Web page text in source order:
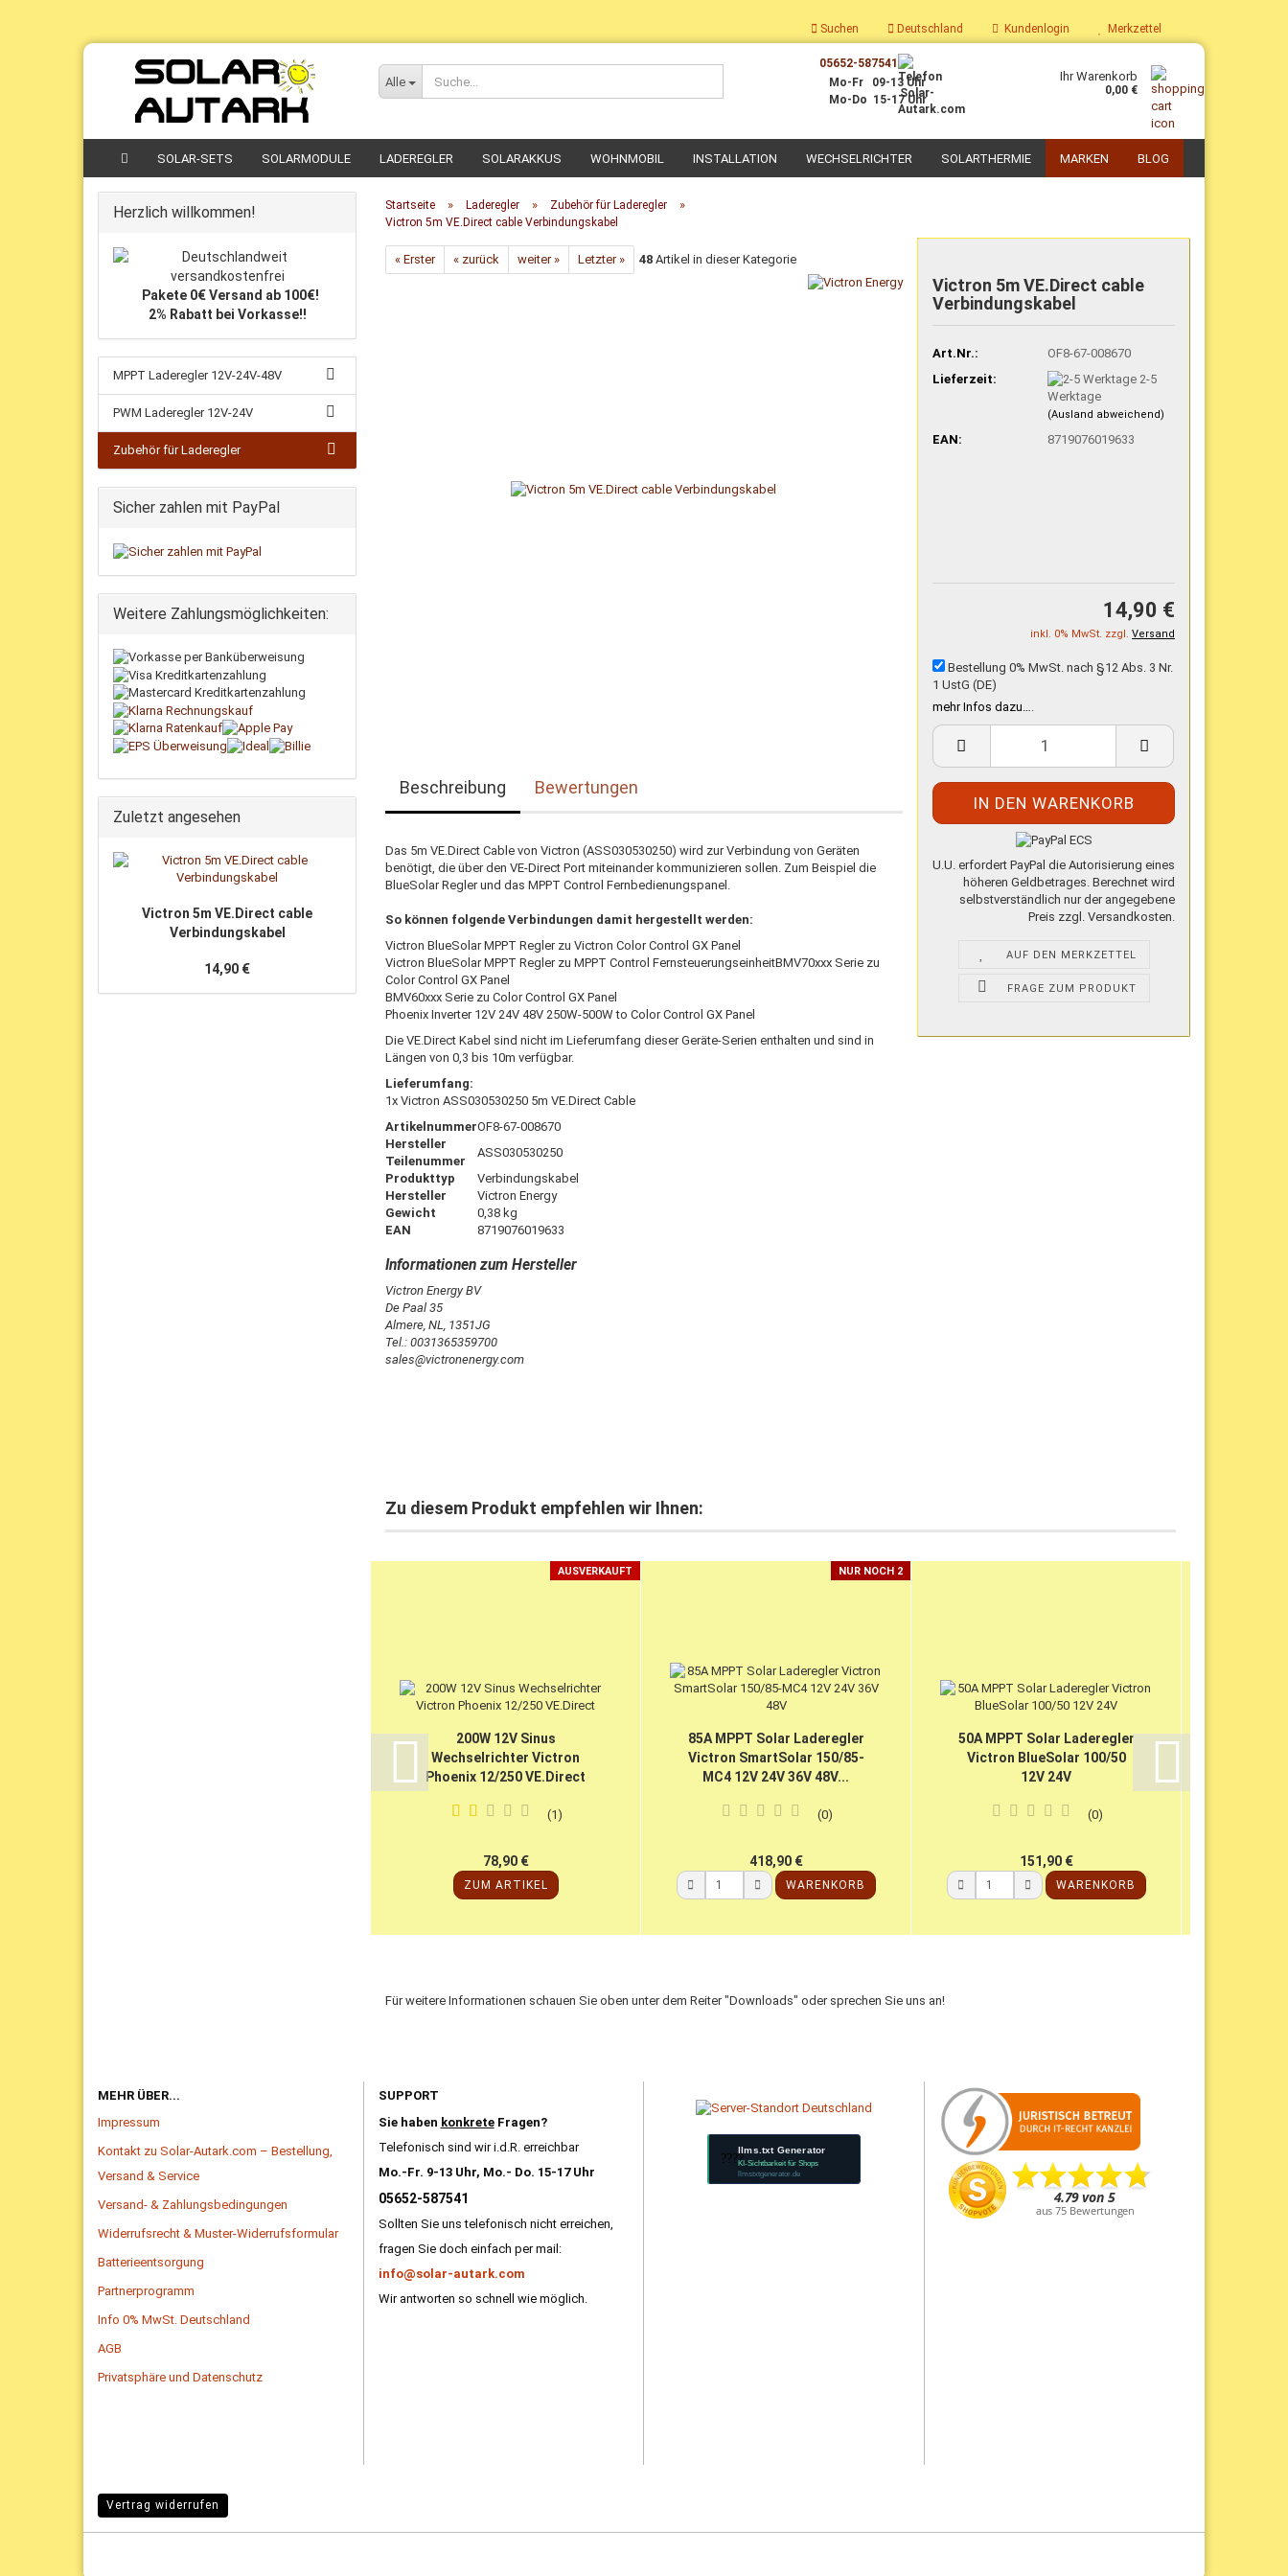
Suchen Deutschland Kundenlogin Merkzettel
Alle
05652-587541
Mo-Fr 09-13 Uhr
Mo-Do 15-17 Uhr
Ihr Warenkorb
0,00 €
SOLAR-SETS SOLARMODULE LADEREGLER SOLARAKKUS WOHNMOBIL INSTALLATION WECHSELRICHTER SOLARTHERMIE
PV-Boiler
Nachrüst-Sets PV-Thermie
Zubehör für PV-Thermie
Parabolkocher
MARKEN BLOG
Startseite » Laderegler » Zubehör für Laderegler »
Victron 5m VE.Direct cable Verbindungskabel
« Erster « zurück weiter » Letzter » 48 Artikel in dieser Kategorie
Victron 5m VE.Direct cable
Verbindungskabel
Art.Nr.:
OF8-67-008670
Lieferzeit:
2-5
Werktage
(Ausland abweichend)
EAN: 8719076019633
14,90 €
inkl. 0% MwSt. zzgl. Versand
Bestellung 0% MwSt. nach §12 Abs. 3 Nr.
1 UstG (DE)
mehr Infos dazu…
U.U. erfordert PayPal die Autorisierung eines
höheren Geldbetrages. Berechnet wird
selbstverständlich nur der angegebene
Preis zzgl. Versandkosten.
AUF DEN MERKZETTEL
FRAGE ZUM PRODUKT
Beschreibung Bewertungen
Das 5m VE.Direct Cable von Victron (ASS030530250) wird zur Verbindung von Geräten
benötigt, die über den VE-Direct Port miteinander kommunizieren sollen. Zum Beispiel die
BlueSolar Regler und das MPPT Control Fernbedienungspanel.
So können folgende Verbindungen damit hergestellt werden:
Victron BlueSolar MPPT Regler zu Victron Color Control GX Panel
Victron BlueSolar MPPT Regler zu MPPT Control FernsteuerungseinheitBMV70xxx Serie zu
Color Control GX Panel
BMV60xxx Serie zu Color Control GX Panel
Phoenix Inverter 12V 24V 48V 250W-500W to Color Control GX Panel
Die VE.Direct Kabel sind nicht im Lieferumfang dieser Geräte-Serien enthalten und sind in
Längen von 0,3 bis 10m verfügbar.
Lieferumfang:
1x Victron ASS030530250 5m VE.Direct Cable
ArtikelnummerOF8-67-008670
Hersteller
Teilenummer
ASS030530250
Produkttyp
Verbindungskabel
Hersteller
Victron Energy
Gewicht
0,38 kg
EAN
8719076019633
Victron Energy BV
De Paal 35
Almere, NL, 1351JG
Tel.: 0031365359700
sales@victronenergy.com
Zu diesem Produkt empfehlen wir Ihnen:
AUSVERKAUFT
200W 12V Sinus
Wechselrichter Victron
Phoenix 12/250 VE.Direct
1
78,90 €
ZUM ARTIKEL
NUR NOCH 2
85A MPPT Solar Laderegler
Victron SmartSolar 150/85-
MC4 12V 24V 36V 48V...
0
418,90 €
WARENKORB
50A MPPT Solar Laderegler
Victron BlueSolar 100/50
12V 24V
0
151,90 €
WARENKORB
Für weitere Informationen schauen Sie oben unter dem Reiter "Downloads" oder sprechen Sie uns an!
Herzlich willkommen!
Pakete 0€ Versand ab 100€!
2% Rabatt bei Vorkasse!!
MPPT Laderegler 12V-24V-48V
PWM Laderegler 12V-24V
Zubehör für Laderegler
Sicher zahlen mit PayPal
Weitere Zahlungsmöglichkeiten:
Zuletzt angesehen
Victron 5m VE.Direct cable
Verbindungskabel
14,90 €
MEHR ÜBER...
Impressum
Kontakt zu Solar-Autark.com – Bestellung,
Versand & Service
Versand- & Zahlungsbedingungen
Widerrufsrecht & Muster-Widerrufsformular
Batterieentsorgung
Partnerprogramm
Info 0% MwSt. Deutschland
AGB
Privatsphäre und Datenschutz
SUPPORT
Sie haben konkreteFragen?
Telefonisch sind wir i.d.R. erreichbar
Mo.-Fr. 9-13 Uhr, Mo.- Do. 15-17 Uhr
05652-587541
Sollten Sie uns telefonisch nicht erreichen,
fragen Sie doch einfach per mail:
info@solar-autark.com
Wir antworten so schnell wie möglich.
????
llms.txt Generator
KI-Sichtbarkeit für Shops
llmstxtgenerator.de
Vertrag widerrufen